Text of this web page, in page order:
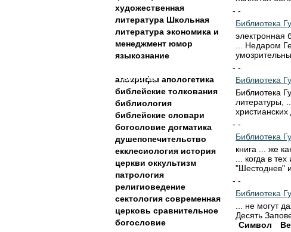
художественная
литература Школьная
литература экономика и
менеджмент юмор
языкознание
Теология
апокрифы апологетика
библейские толкования
библиология
библейские словари
богословие догматика
душепопечительство
екклесиология история
церкви оккультизм
патрология
религиоведение
сектология современная
церковь сравнительное
богословие
- -
Библиотека
электронная
... Недаром
- -
Библиотека
Библиотека
литературы, ...
христианских
- -
Библиотека
книга ... же
... когда в
"Шестоднев" и
- -
Библиотека
... не могут
Десять
Символ